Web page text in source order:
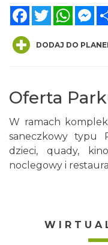
FacebookTwitter
DODAJ DO
Oferta
W ramach
saneczkowy typu
dzieci, quady,
noclegowy i